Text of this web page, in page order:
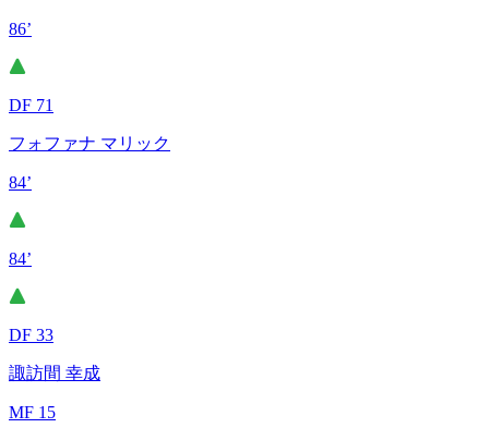
86’
DF 71
フォファナ マリック
84’
84’
DF 33
諏訪間 幸成
MF 15